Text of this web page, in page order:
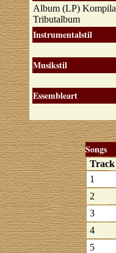
Album (LP)
Tributalbum
Instrumentalstil
Musikstil
Essembleart
Songs
Track
1
2
3
4
5